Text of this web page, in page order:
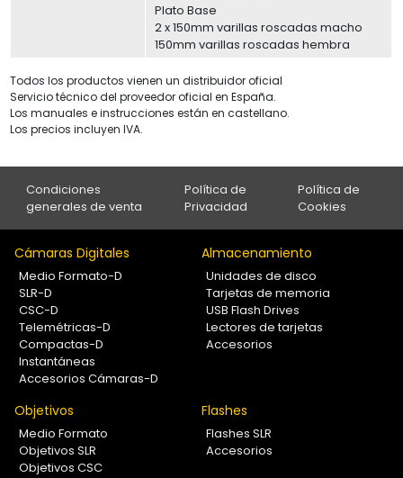
Plato Base
2 x 150mm varillas roscadas macho
150mm varillas roscadas hembra
Todos los productos vienen un distribuidor oficial
Servicio técnico del proveedor oficial en España.
Los manuales e instrucciones están en castellano.
Los precios incluyen IVA.
Condiciones
generales de venta
Política de
Privacidad
Política de
Cookies
Cámaras Digitales
Medio Formato-D
SLR-D
CSC-D
Telemétricas-D
Compactas-D
Instantáneas
Accesorios Cámaras-D
Almacenamiento
Unidades de disco
Tarjetas de memoria
USB Flash Drives
Lectores de tarjetas
Accesorios
Objetivos
Medio Formato
Objetivos SLR
Objetivos CSC
Flashes
Flashes SLR
Accesorios